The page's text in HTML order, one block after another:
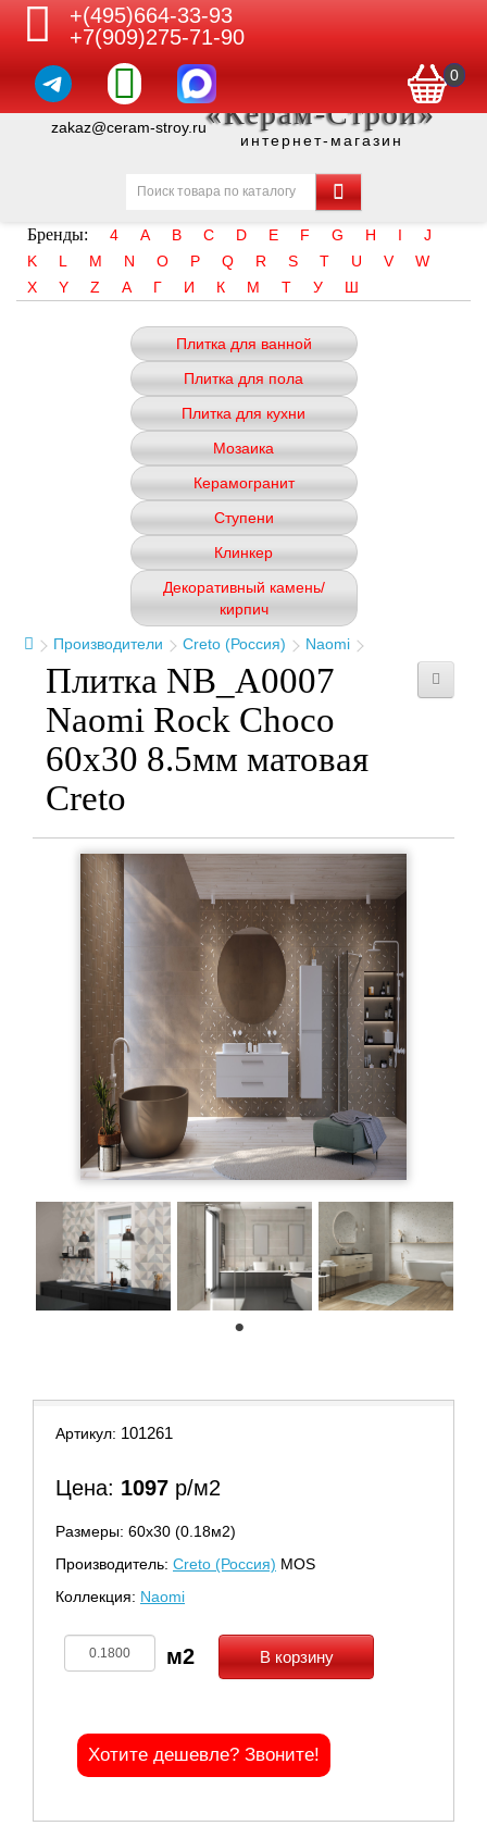
+(495)664-33-93
+7(909)275-71-90
0
zakaz@ceram-stroy.ru«Керам-Строй»
интернет-магазин
Бренды: 4 A B C D E F G H I
J
K
L M N O P Q R S T U V
W
X
Y Z А Г И К М Т У Ш
Плитка для ванной
Плитка для пола
Плитка для кухни
Мозаика
Керамогранит
Ступени
Клинкер
Декоративный камень/
кирпич
Производители
Creto (Россия) Naomi
Плитка NB_A0007
Naomi Rock Choco
60x30 8.5мм матовая
Creto
Артикул: 101261
Цена: 1097 р/м2
Размеры: 60х30 (0.18м2)
Производитель: Creto (Россия) MOS
Коллекция: Naomi
В корзину
Хотите дешевле? Звоните!